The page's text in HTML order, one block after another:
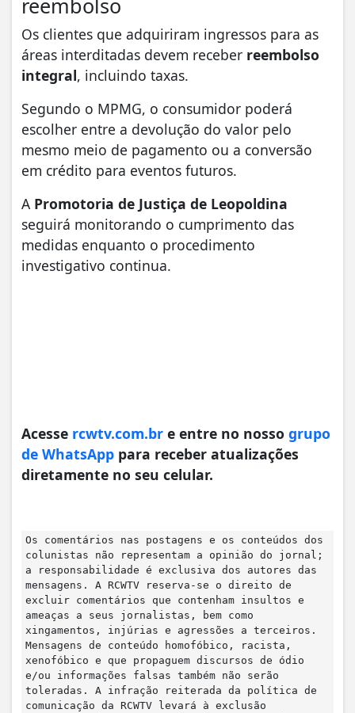
reembolso
Os clientes que adquiriram ingressos para as
áreas interditadas devem receber reembolso
integral, incluindo taxas.
Segundo o MPMG, o consumidor poderá
escolher entre a devolução do valor pelo
mesmo meio de pagamento ou a conversão
em crédito para eventos futuros.
A Promotoria de Justiça de Leopoldina
seguirá monitorando o cumprimento das
medidas enquanto o procedimento
investigativo continua.
Acesse rcwtv.com.br e entre no nosso grupo
de WhatsApp para receber atualizações
diretamente no seu celular.
Os comentários nas postagens e os conteúdos dos
colunistas não representam a opinião do jornal;
a responsabilidade é exclusiva dos autores das
mensagens. A RCWTV reserva-se o direito de
excluir comentários que contenham insultos e
ameaças a seus jornalistas, bem como
xingamentos, injúrias e agressões a terceiros.
Mensagens de conteúdo homofóbico, racista,
xenofóbico e que propaguem discursos de ódio
e/ou informações falsas também não serão
toleradas. A infração reiterada da política de
comunicação da RCWTV levará à exclusão